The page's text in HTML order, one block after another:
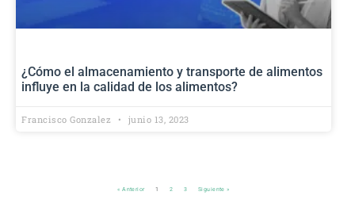
¿Cómo el almacenamiento y transporte de alimentos
influye en la calidad de los alimentos?
Francisco Gonzalez junio 13, 2023
« Anterior 1 2 3 Siguiente »